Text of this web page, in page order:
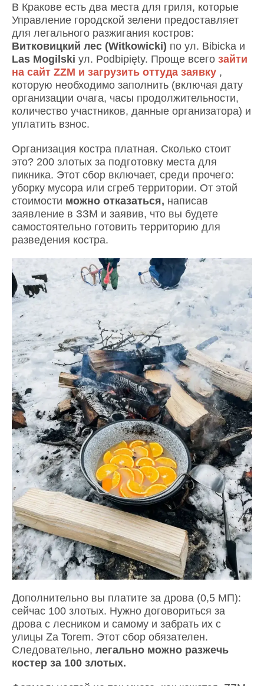
В Кракове есть два места для гриля, которые
Управление городской зелени предоставляет
для легального разжигания костров:
Витковицкий лес (Witkowicki) по ул. Bibicka и
Las Mogilski ул. Podbipięty.​ Проще всего зайти
на сайт ZZM и загрузить оттуда заявку ,
которую необходимо заполнить (включая дату
организации очага, часы продолжительности,
количество участников, данные организатора) и
уплатить взнос.
Организация костра платная. Сколько стоит
это? 200 злотых за подготовку места для
пикника. Этот сбор включает, среди прочего:
уборку мусора или сгреб территории. От этой
стоимости можно отказаться, написав
заявление в ЗЗМ и заявив, что вы будете
самостоятельно готовить территорию для
разведения костра.
Дополнительно вы платите за дрова (0,5 МП):
сейчас 100 злотых. Нужно договориться за
дрова с лесником и самому и забрать их с
улицы Za Torem. Этот сбор обязателен.
Следовательно, легально можно разжечь
костер за 100 злотых.